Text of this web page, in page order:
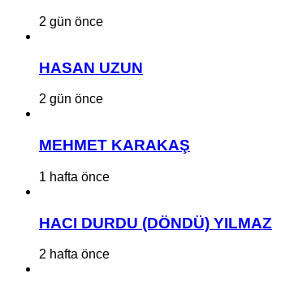
2 gün önce
HASAN UZUN
2 gün önce
MEHMET KARAKAŞ
1 hafta önce
HACI DURDU (DÖNDÜ) YILMAZ
2 hafta önce